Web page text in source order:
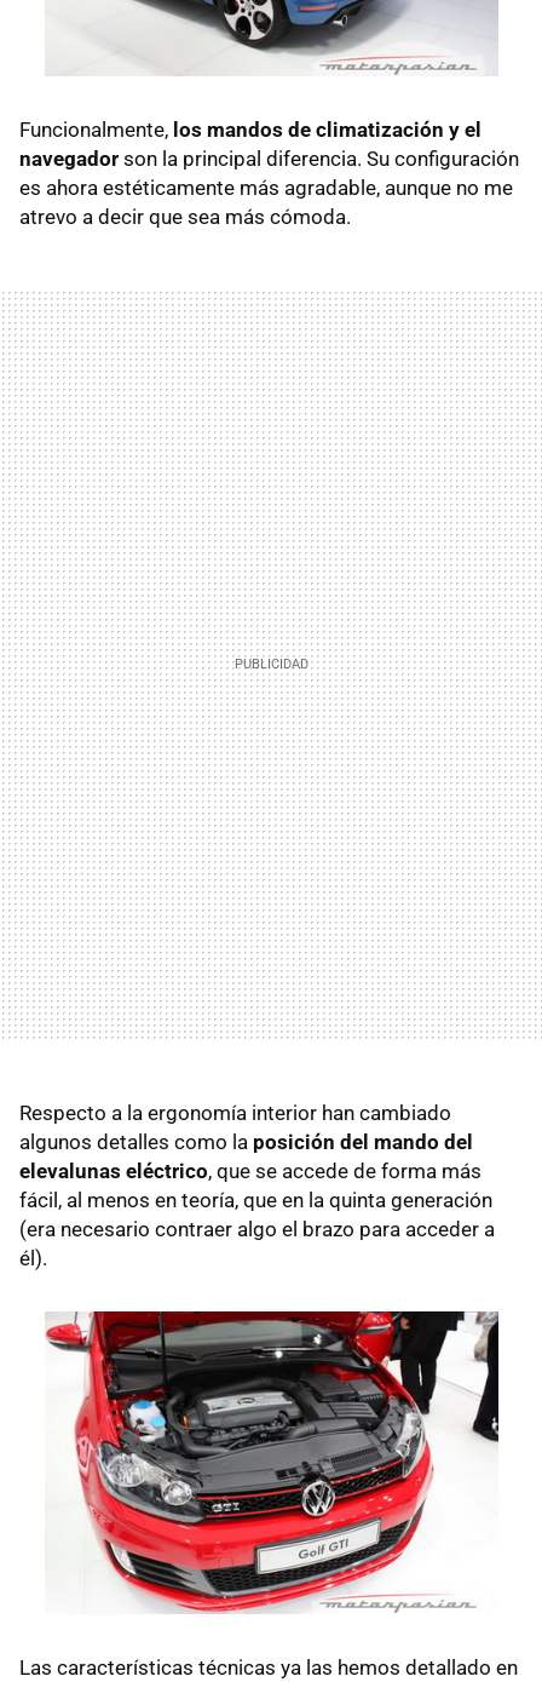
Funcionalmente, los mandos de climatización y el
navegador son la principal diferencia. Su configuración
es ahora estéticamente más agradable, aunque no me
atrevo a decir que sea más cómoda.
Respecto a la ergonomía interior han cambiado
algunos detalles como la posición del mando del
elevalunas eléctrico, que se accede de forma más
fácil, al menos en teoría, que en la quinta generación
(era necesario contraer algo el brazo para acceder a
él).
Las características técnicas ya las hemos detallado en